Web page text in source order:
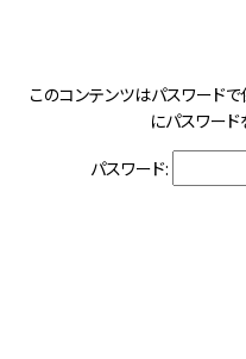
このコンテンツはパスワード
にパスワード
パスワード: